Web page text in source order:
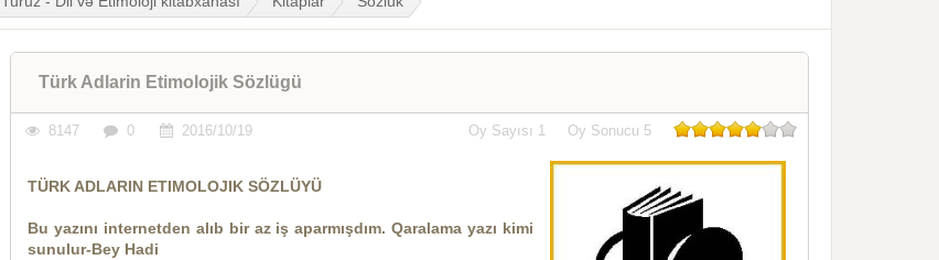
Türk Adlarin Etimolojik Sözlügü
8147 0 2016/10/19 Oy Sayısı 1 Oy Sonucu 5
TÜRK ADLARIN ETIMOLOJIK SÖZLÜYÜ
Bu yazını internetden alıb bir az iş aparmışdım. Qaralama yazı kimi
sunulur-Bey Hadi